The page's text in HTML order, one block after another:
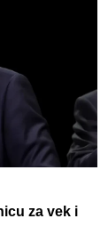
za vek i